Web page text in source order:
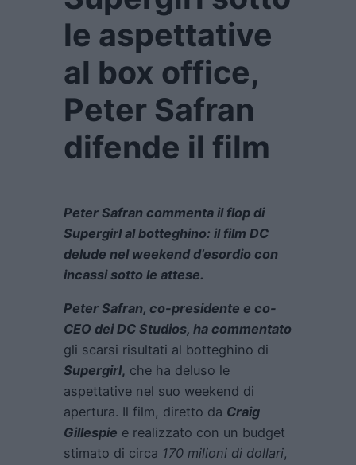
le aspettative
al box office,
Peter Safran
difende il film
Peter Safran commenta il flop di
Supergirl al botteghino: il film DC
delude nel weekend d’esordio con
incassi sotto le attese.
Peter Safran, co-presidente e co-
CEO dei DC Studios, ha commentato
gli scarsi risultati al botteghino di
Supergirl, che ha deluso le
aspettative nel suo weekend di
apertura. Il film, diretto da Craig
Gillespie e realizzato con un budget
stimato di circa 170 milioni di dollari,